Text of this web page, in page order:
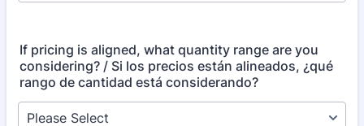
If pricing is aligned, what quantity range are you
considering? / Si los precios están alineados, ¿qué
rango de cantidad está considerando?